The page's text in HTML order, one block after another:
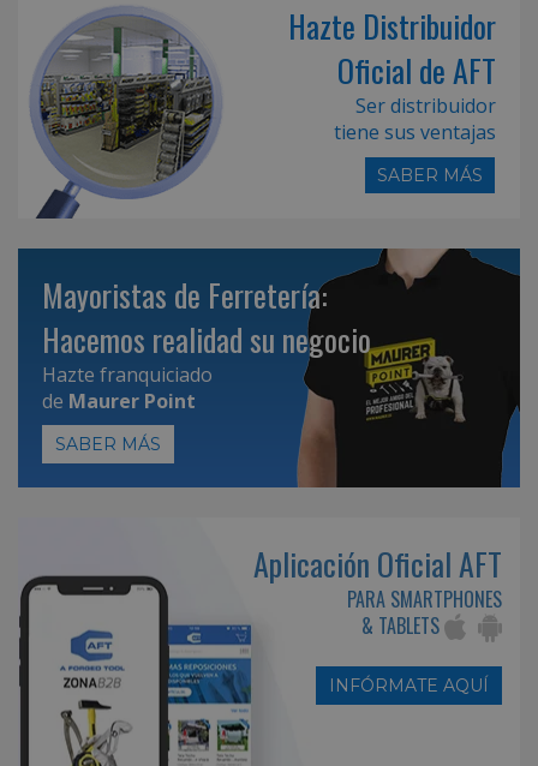
Hazte Distribuidor
Oficial de AFT
Ser distribuidor
tiene sus ventajas
SABER MÁS
Mayoristas de Ferretería:
Hacemos realidad su negocio
Hazte franquiciado
de Maurer Point
SABER MÁS
Aplicación Oficial AFT
PARA SMARTPHONES
& TABLETS
INFÓRMATE AQUÍ